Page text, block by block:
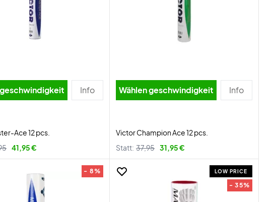
Wählen geschwindigkeit Info
Ace 12 pcs.
41,95 €
Wählen geschwindigkeit Info
Victor Champion Ace 12 pcs.
Statt: 37,95 31,95 €
- 8% LOW PRICE
- 35%